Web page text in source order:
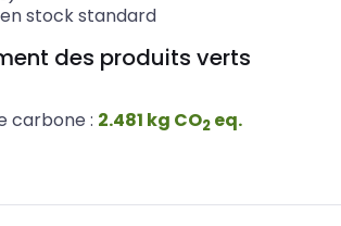
stock standard
des produits verts
carbone : 2.481 kg CO2 eq.